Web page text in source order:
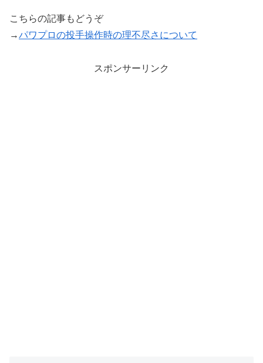
こちらの記事もどうぞ
→パワプロの投手操作時の理不尽さについて
スポンサーリンク